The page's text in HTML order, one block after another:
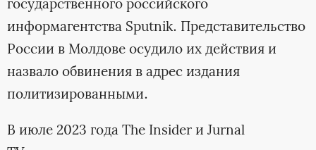
государственного российского
информагентства Sputnik. Представительство
России в Молдове осудило их действия и
назвало обвинения в адрес издания
политизированными.
В июле 2023 года The Insider и Jurnal